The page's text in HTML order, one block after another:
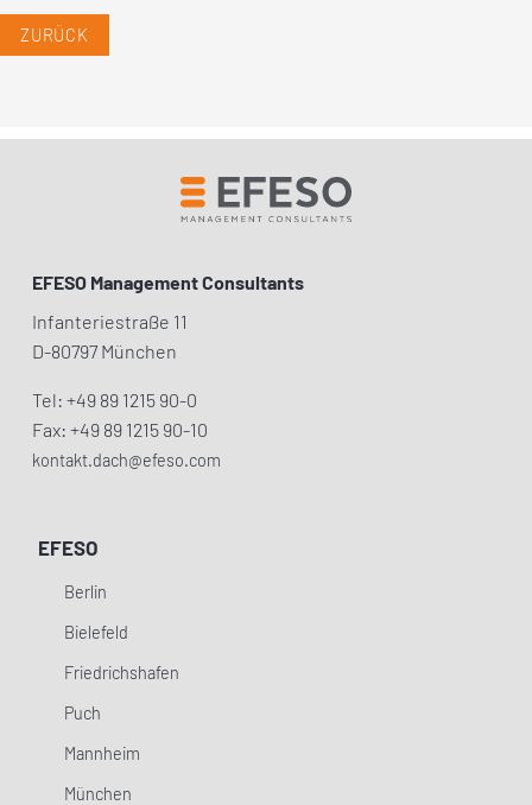
ZURÜCK
EFESO Management Consultants
Infanteriestraße 11
D-80797 München
Tel: +49 89 1215 90-0
Fax: +49 89 1215 90-10
kontakt.dach@efeso.com
EFESO
Berlin
Bielefeld
Friedrichshafen
Puch
Mannheim
München